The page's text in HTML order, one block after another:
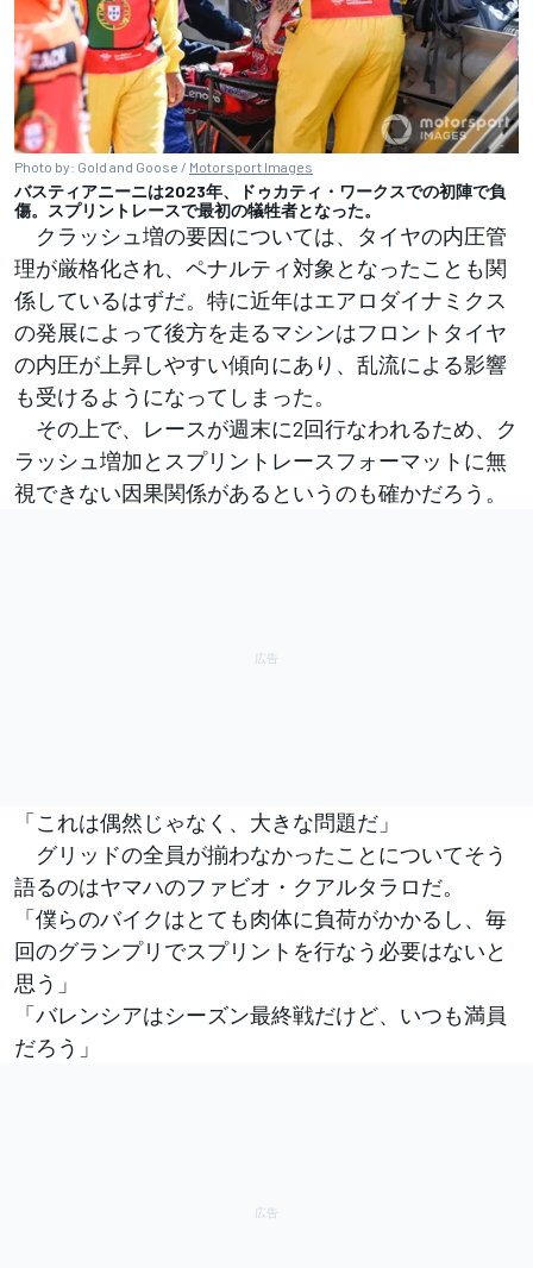
Photo by: Gold and Goose / Motorsport Images
バスティアニーニは2023年、ドゥカティ・ワークスでの初陣で負
傷。スプリントレースで最初の犠牲者となった。
クラッシュ増の要因については、タイヤの内圧管
理が厳格化され、ペナルティ対象となったことも関
係しているはずだ。特に近年はエアロダイナミクス
の発展によって後方を走るマシンはフロントタイヤ
の内圧が上昇しやすい傾向にあり、乱流による影響
も受けるようになってしまった。
その上で、レースが週末に2回行なわれるため、ク
ラッシュ増加とスプリントレースフォーマットに無
視できない因果関係があるというのも確かだろう。
「これは偶然じゃなく、大きな問題だ」
グリッドの全員が揃わなかったことについてそう
語るのはヤマハのファビオ・クアルタラロだ。
「僕らのバイクはとても肉体に負荷がかかるし、毎
回のグランプリでスプリントを行なう必要はないと
思う」
「バレンシアはシーズン最終戦だけど、いつも満員
だろう」